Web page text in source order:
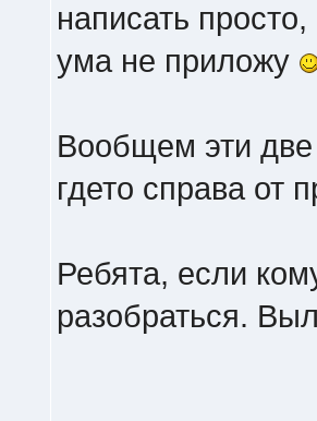
написать
ума не приложу
Вообщем эти
гдето справа от
Ребята, если
разобраться.